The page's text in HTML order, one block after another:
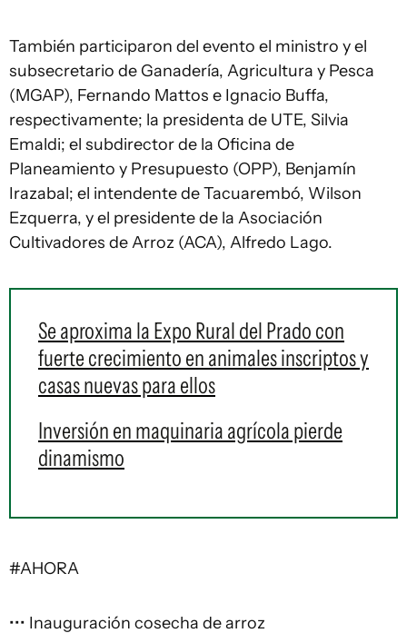
También participaron del evento el ministro y el
subsecretario de Ganadería, Agricultura y Pesca
(MGAP), Fernando Mattos e Ignacio Buffa,
respectivamente; la presidenta de UTE, Silvia
Emaldi; el subdirector de la Oficina de
Planeamiento y Presupuesto (OPP), Benjamín
Irazabal; el intendente de Tacuarembó, Wilson
Ezquerra, y el presidente de la Asociación
Cultivadores de Arroz (ACA), Alfredo Lago.
Se aproxima la Expo Rural del Prado con
fuerte crecimiento en animales inscriptos y
casas nuevas para ellos
Inversión en maquinaria agrícola pierde
dinamismo
#AHORA
••• Inauguración cosecha de arroz